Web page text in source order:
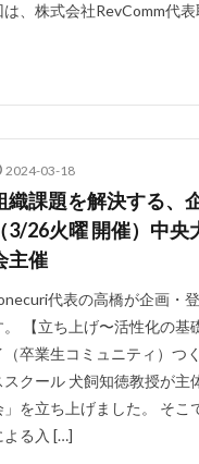
は、株式会社RevComm代
2024-03-18
織課題を解決する、
3/26火曜 開催）中央
主催
代表の高橋が企画・
。 【立ち上げ〜活性化の基
（卒業生コミュニティ）つ
スクール 犬飼知徳教授が主
」を立ち上げました。 そこ
よる入 […]